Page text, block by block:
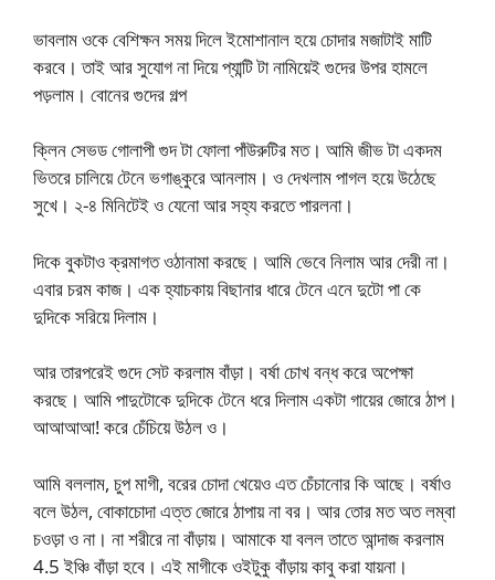
ভাবলাম ওকে বেশিক্ষন সময় দিলে ইমোশানাল হয়ে চোদার মজাটাই মাটি
করবে। তাই আর সুযোগ না দিয়ে প্যান্টি টা নামিয়েই গুদের উপর হামলে
পড়লাম। বোনের গুদের গল্প
ক্লিন সেভড গোলাপী গুদ টা ফোলা পাঁউরুটির মত। আমি জীভ টা একদম
ভিতরে চালিয়ে টেনে ভগাঙ্কুরে আনলাম। ও দেখলাম পাগল হয়ে উঠেছে
সুখে। ২-৪ মিনিটেই ও যেনো আর সহ্য করতে পারলনা।
দিকে বুকটাও ক্রমাগত ওঠানামা করছে। আমি ভেবে নিলাম আর দেরী না।
এবার চরম কাজ। এক হ্যাচকায় বিছানার ধারে টেনে এনে দুটো পা কে
দুদিকে সরিয়ে দিলাম।
আর তারপরেই গুদে সেট করলাম বাঁড়া। বর্ষা চোখ বন্ধ করে অপেক্ষা
করছে। আমি পাদুটোকে দুদিকে টেনে ধরে দিলাম একটা গায়ের জোরে ঠাপ।
আআআআ! করে চেঁচিয়ে উঠল ও।
আমি বললাম, চুপ মাগী, বরের চোদা খেয়েও এত চেঁচানোর কি আছে। বর্ষাও
বলে উঠল, বোকাচোদা এত্ত জোরে ঠাপায় না বর। আর তোর মত অত লম্বা
চওড়া ও না। না শরীরে না বাঁড়ায়। আমাকে যা বলল তাতে আন্দাজ করলাম
4.5 ইঞ্চি বাঁড়া হবে। এই মাগীকে ওইটুকু বাঁড়ায় কাবু করা যায়না।